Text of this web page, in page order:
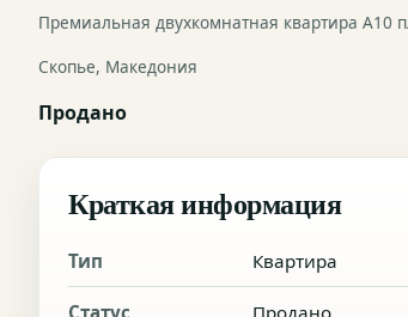
Премиальная двухкомнатная квартира A10
Скопье, Македония
Продано
Краткая информация
Тип Квартира